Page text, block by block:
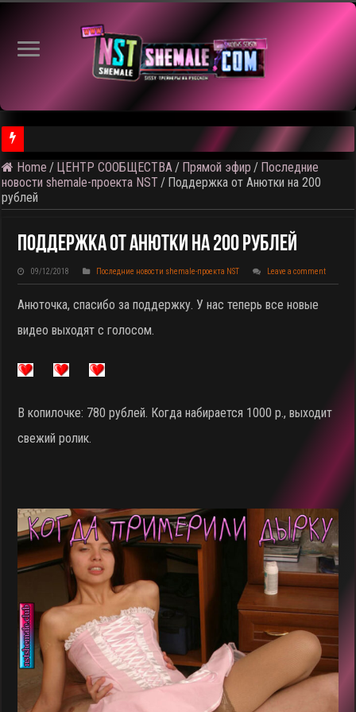
⚠️ Результаты голосования и тема следующего откртытого
Home / ЦЕНТР СООБЩЕСТВА / Прямой эфир / Последние
новости shemale-проекта NST / Поддержка от Анютки на 200
рублей
Поддержка От Анютки На 200 Рублей
09/12/2018 Последние новости shemale-проекта NST Leave a comment
Анюточка, спасибо за поддержку. У нас теперь все новые
видео выходят с голосом.
В копилочке: 780 рублей. Когда набирается 1000 р., выходит
свежий ролик.